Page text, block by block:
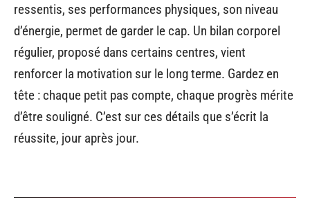
ressentis, ses performances physiques, son niveau
d’énergie, permet de garder le cap. Un bilan corporel
régulier, proposé dans certains centres, vient
renforcer la motivation sur le long terme. Gardez en
tête : chaque petit pas compte, chaque progrès mérite
d’être souligné. C’est sur ces détails que s’écrit la
réussite, jour après jour.